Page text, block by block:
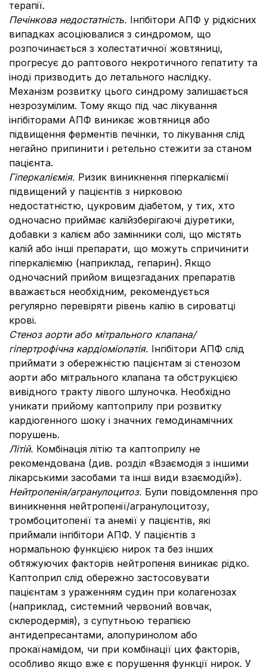
терапії.
Печінкова недостатність. Інгібітори АПФ у рідкісних
випадках асоціювалися з синдромом, що
розпочинається з холестатичної жовтяниці,
прогресує до раптового некротичного гепатиту та
іноді призводить до летального наслідку.
Механізм розвитку цього синдрому залишається
незрозумілим. Тому якщо під час лікування
інгібіторами АПФ виникає жовтяниця або
підвищення ферментів печінки, то лікування слід
негайно припинити і ретельно стежити за станом
пацієнта.
Гіперкаліємія. Ризик виникнення гіперкаліємії
підвищений у пацієнтів з нирковою
недостатністю, цукровим діабетом, у тих, хто
одночасно приймає калійзберігаючі діуретики,
добавки з калієм або замінники солі, що містять
калій або інші препарати, що можуть спричинити
гіперкаліємію (наприклад, гепарин). Якщо
одночасний прийом вищезгаданих препаратів
вважається необхідним, рекомендується
регулярно перевіряти рівень калію в сироватці
крові.
Стеноз аорти або мітрального клапана/
гіпертрофічна кардіоміопатія. Інгібітори АПФ слід
приймати з обережністю пацієнтам зі стенозом
аорти або мітрального клапана та обструкцією
вивідного тракту лівого шлуночка. Необхідно
уникати прийому каптоприлу при розвитку
кардіогенного шоку і значних гемодинамічних
порушень.
Літій. Комбінація літію та каптоприлу не
рекомендована (див. розділ «Взаємодія з іншими
лікарськими засобами та інші види взаємодій»).
Нейтропенія/агранулоцитоз. Були повідомлення про
виникнення нейтропенії/агранулоцитозу,
тромбоцитопенії та анемії у пацієнтів, які
приймали інгібітори АПФ. У пацієнтів з
нормальною функцією нирок та без інших
обтяжуючих факторів нейтропенія виникає рідко.
Каптоприл слід обережно застосовувати
пацієнтам з ураженням судин при колагенозах
(наприклад, системний червоний вовчак,
склеродермія), з супутньою терапією
антидепресантами, алопуринолом або
прокаїнамідом, чи при комбінації цих факторів,
особливо якщо вже є порушення функції нирок. У